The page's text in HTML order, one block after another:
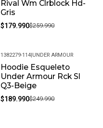
Rival Wm Clrblock Hd-
Gris
$179.990$259.990
-24%
1382279-114|UNDER ARMOUR
Hoodie Esqueleto
Under Armour Rck Sl
Q3-Beige
$189.990$249.990